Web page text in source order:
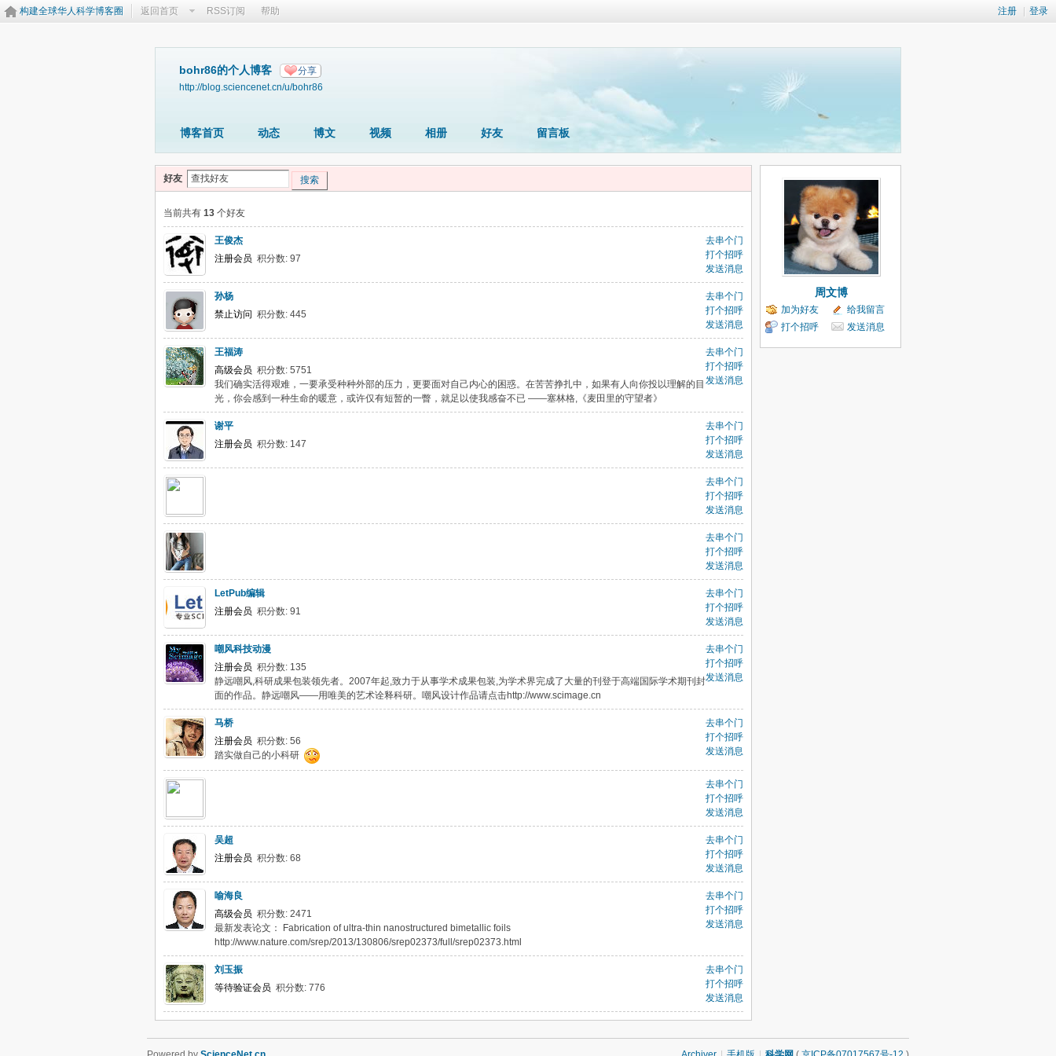
注册 登录
构建全球华人科学博客圈 返回首页 RSS订阅 帮助
bohr86的个人博客 分享
http://blog.sciencenet.cn/u/bohr86
博客首页 动态 博文 视频 相册 好友 留言板
好友 搜索
当前共有 13 个好友
去串个门
打个招呼
发送消息
王俊杰
注册会员 积分数: 97
去串个门
打个招呼
发送消息
孙杨
禁止访问 积分数: 445
去串个门
打个招呼
发送消息
王福涛
高级会员 积分数: 5751
我们确实活得艰难，一要承受种种外部的压力，更要面对自己内心的困惑。在苦苦挣扎中，如果有人向你投以理解的目
光，你会感到一种生命的暖意，或许仅有短暂的一瞥，就足以使我感奋不已 ——塞林格,《麦田里的守望者》
去串个门
打个招呼
发送消息
谢平
注册会员 积分数: 147
去串个门
打个招呼
发送消息
去串个门
打个招呼
发送消息
去串个门
打个招呼
发送消息
LetPub编辑
注册会员 积分数: 91
去串个门
打个招呼
发送消息
嘲风科技动漫
注册会员 积分数: 135
静远嘲风,科研成果包装领先者。2007年起,致力于从事学术成果包装,为学术界完成了大量的刊登于高端国际学术期刊封
面的作品。静远嘲风——用唯美的艺术诠释科研。嘲风设计作品请点击http://www.scimage.cn
去串个门
打个招呼
发送消息
马桥
注册会员 积分数: 56
踏实做自己的小科研
去串个门
打个招呼
发送消息
去串个门
打个招呼
发送消息
吴超
注册会员 积分数: 68
去串个门
打个招呼
发送消息
喻海良
高级会员 积分数: 2471
最新发表论文： Fabrication of ultra-thin nanostructured bimetallic foils
http://www.nature.com/srep/2013/130806/srep02373/full/srep02373.html
去串个门
打个招呼
发送消息
刘玉振
等待验证会员 积分数: 776
周文博
加为好友
给我留言
打个招呼
发送消息